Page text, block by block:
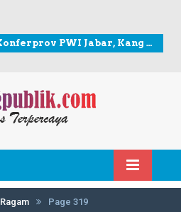
Jelang Konferprov PWI Jabar, Kang Andy berkunjung ke Sekretariat PWI Kota Bogor
Ragam Page 319